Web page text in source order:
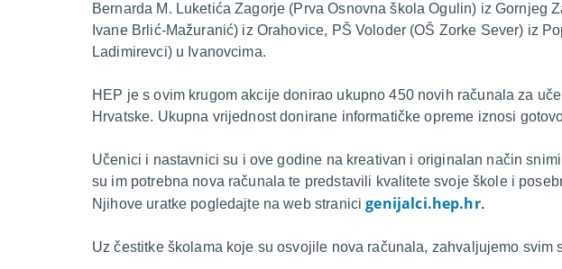
Bernarda M. Luketića Zagorje (Prva Osnovna škola Ogulin) iz Gornjeg
Ivane Brlić-Mažuranić) iz Orahovice, PŠ Voloder (OŠ Zorke Sever) iz
Ladimirevci) u Ivanovcima.
HEP je s ovim krugom akcije donirao ukupno 450 novih računala za
Hrvatske. Ukupna vrijednost donirane informatičke opreme iznosi
Učenici i nastavnici su i ove godine na kreativan i originalan način
su im potrebna nova računala te predstavili kvalitete svoje škole i
Njihove uratke pogledajte na web stranicigenijalci.hep.hr.
Uz čestitke školama koje su osvojile nova računala, zahvaljujemo svim